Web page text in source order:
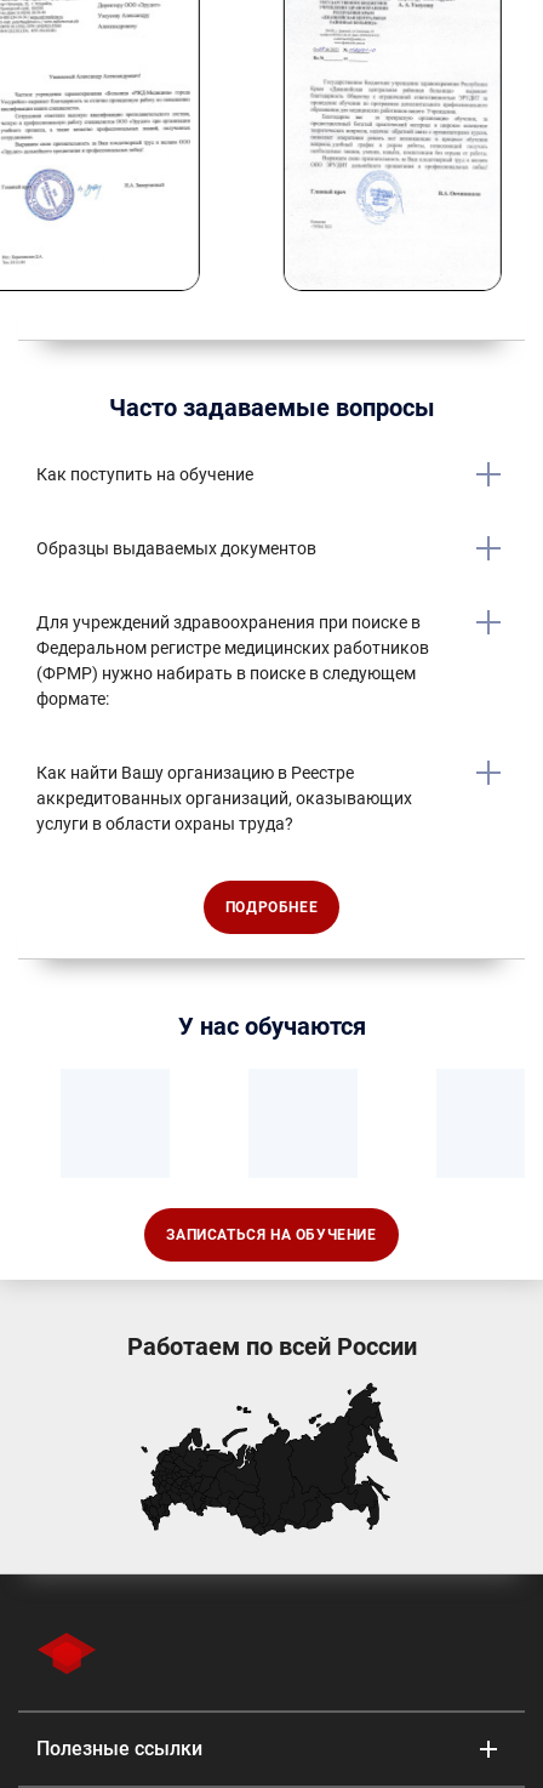
Часто задаваемые вопросы
Как поступить на обучение
Образцы выдаваемых документов
Для учреждений здравоохранения при поиске в
Федеральном регистре медицинских работников
(ФРМР) нужно набирать в поиске в следующем
формате:
Как найти Вашу организацию в Реестре
аккредитованных организаций, оказывающих
услуги в области охраны труда?
ПОДРОБНЕЕ
У нас обучаются
ЗАПИСАТЬСЯ НА ОБУЧЕНИЕ
Работаем по всей России
Полезные ссылки